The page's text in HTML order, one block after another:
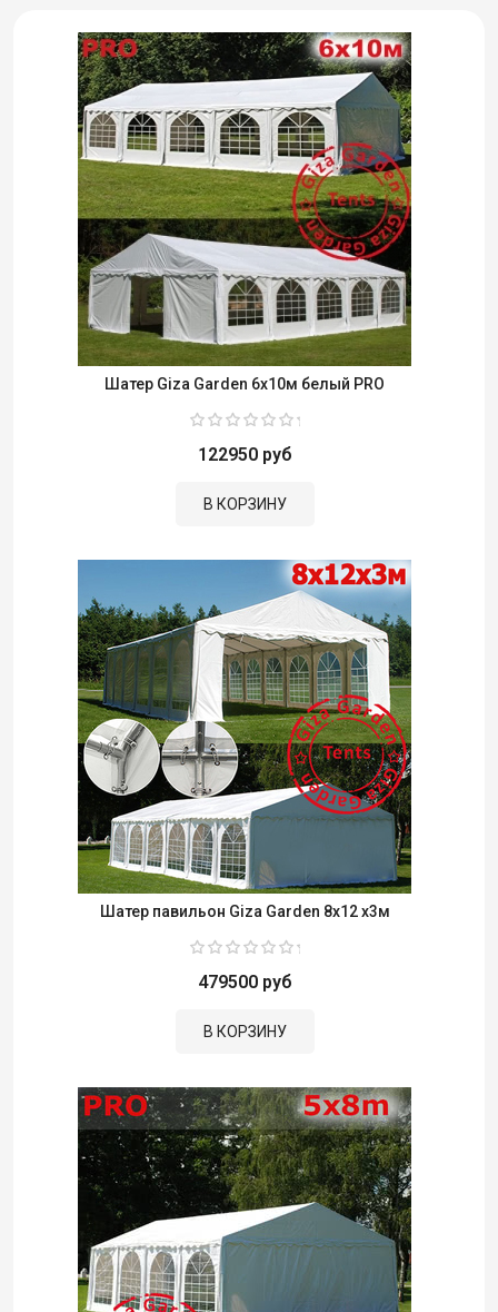
Шатер Giza Garden 6x10м белый PRO
122950 руб
В КОРЗИНУ
Шатер павильон Giza Garden 8x12 х3м
479500 руб
В КОРЗИНУ